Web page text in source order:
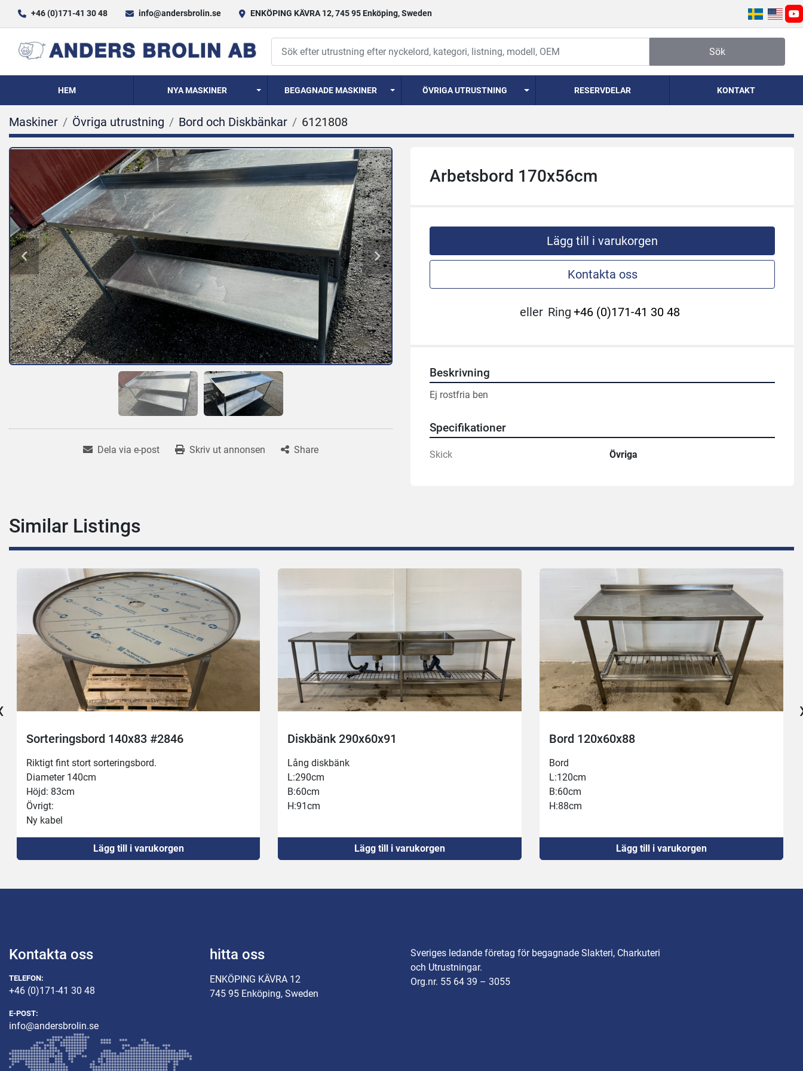
+46 (0)171-41 30 48 info@andersbrolin.se ENKÖPING KÄVRA 12, 745 95 Enköping, Sweden
Sök
HEM NYA MASKINER BEGAGNADE MASKINER ÖVRIGA UTRUSTNING RESERVDELAR KONTAKT
Maskiner Övriga utrustning Bord och Diskbänkar 6121808
Dela via e-post Skriv ut annonsen Share
Arbetsbord 170x56cm
Lägg till i varukorgen
Kontakta oss
eller Ring +46 (0)171-41 30 48
Beskrivning
Ej rostfria ben
Specifikationer
Skick Övriga
Similar Listings
Sorteringsbord 140x83 #2846
Riktigt fint stort sorteringsbord.
Diameter 140cm
Höjd: 83cm
Övrigt:
Ny kabel
Ny 16A kontakt
Lägg till i varukorgen
Diskbänk 290x60x91
Lång diskbänk
L:290cm
B:60cm
H:91cm
Lägg till i varukorgen
Bord 120x60x88
Bord
L:120cm
B:60cm
H:88cm
Lägg till i varukorgen
Kontakta oss
TELEFON:
+46 (0)171-41 30 48
E-POST:
info@andersbrolin.se
hitta oss
ENKÖPING KÄVRA 12
745 95 Enköping, Sweden
Sveriges ledande företag för begagnade Slakteri, Charkuteri
och Utrustningar.
Org.nr. 55 64 39 – 3055